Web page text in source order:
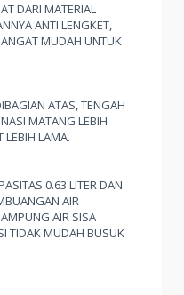
DARI MATERIAL
ANTI LENGKET,
MUDAH UNTUK
ATAS, TENGAH
MATANG LEBIH
LEBIH LAMA.
0.63 LITER DAN
AIR
AIR SISA
TIDAK MUDAH BUSUK